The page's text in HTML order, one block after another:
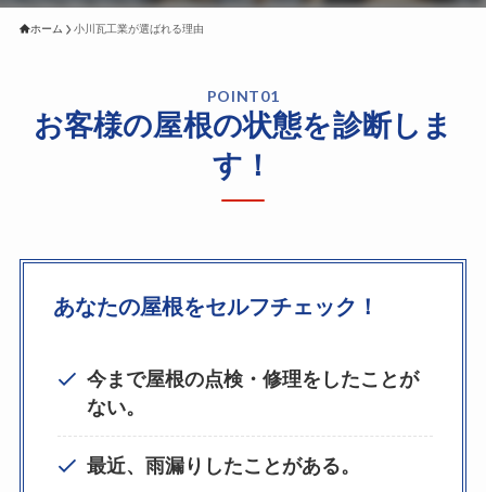
ホーム 小川瓦工業が選ばれる理由
お客様の屋根の状態を診断しま
す！
POINT01
あなたの屋根をセルフチェック！
今まで屋根の点検・修理をしたことが
ない。
最近、雨漏りしたことがある。